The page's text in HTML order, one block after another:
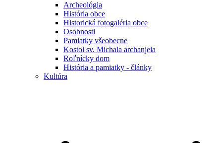
Archeológia
História obce
Historická fotogaléria obce
Osobnosti
Pamiatky všeobecne
Kostol sv. Michala archanjela
Roľnícky dom
História a pamiatky - články
Kultúra